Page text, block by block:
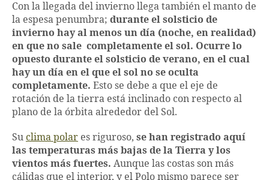
Con la llegada del invierno llega también el manto de
la espesa penumbra; durante el solsticio de
invierno hay al menos un día (noche, en realidad)
en que no sale completamente el sol. Ocurre lo
opuesto durante el solsticio de verano, en el cual
hay un día en el que el sol no se oculta
completamente. Esto se debe a que el eje de
rotación de la tierra está inclinado con respecto al
plano de la órbita alrededor del Sol.
Su clima polar es riguroso, se han registrado aquí
las temperaturas más bajas de la Tierra y los
vientos más fuertes. Aunque las costas son más
cálidas que el interior, y el Polo mismo parece ser